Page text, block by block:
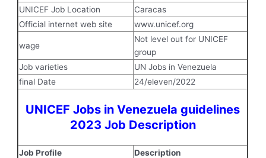
UNICEF Job Location
Caracas
Official internet web site
www.unicef.org
wage
Not level out for UNICEF
group
Job varieties
UN Jobs in Venezuela
final Date
24/eleven/2022
UNICEF Jobs in Venezuela guidelines
2023 Job Description
Job Profile
Description